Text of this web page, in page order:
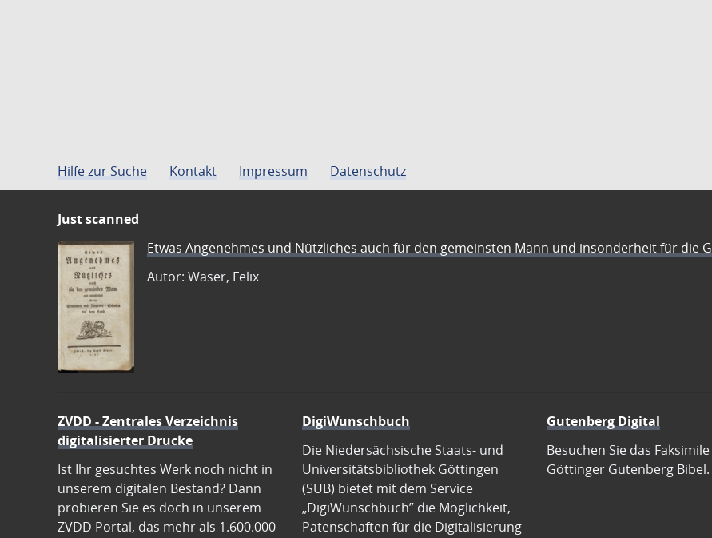
Hilfe zur Suche Kontakt Impressum Datenschutz
Just scanned
Etwas Angenehmes und Nützliches auch für den gemeinsten Mann und insonderheit für die
Autor: Waser, Felix
ZVDD - Zentrales Verzeichnis
digitalisierter Drucke
Ist Ihr gesuchtes Werk noch nicht in
unserem digitalen Bestand? Dann
probieren Sie es doch in unserem
ZVDD Portal, das mehr als 1.600.000
DigiWunschbuch
Die Niedersächsische Staats- und
Universitätsbibliothek Göttingen
(SUB) bietet mit dem Service
„DigiWunschbuch” die Möglichkeit,
Patenschaften für die Digitalisierung
Gutenberg Digital
Besuchen Sie das
Göttinger Gutenberg Bibel.